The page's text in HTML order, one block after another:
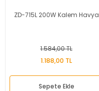
ZD-715L 200W Kalem Havya
1.584,00 TL
1.188,00 TL
Sepete Ekle